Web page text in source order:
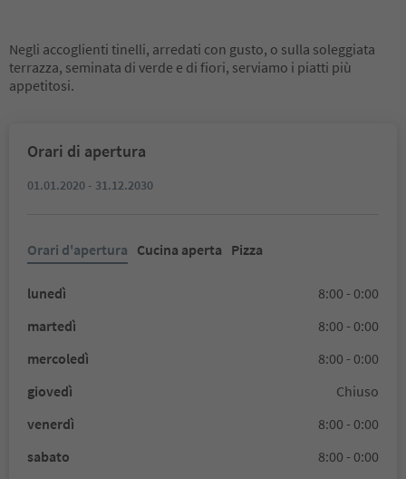
Negli accoglienti tinelli, arredati con gusto, o sulla soleggiata
terrazza, seminata di verde e di fiori, serviamo i piatti più
appetitosi.
Orari di apertura
01.01.2020 - 31.12.2030
Orari d'apertura Cucina aperta Pizza
lunedì
8:00 - 0:00
martedì
8:00 - 0:00
mercoledì
8:00 - 0:00
giovedì
Chiuso
venerdì
8:00 - 0:00
sabato
8:00 - 0:00